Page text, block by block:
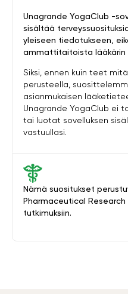
Nämä suositukset
Pharmaceutical
tutkimuksiin.
Unagrande YogaClub -
sisältää
yleiseen tiedotukseen,
ammattitaitoista lääkärin
Siksi, ennen kuin teet
perusteella,
asianmukaisen
Unagrande YogaClub ei
tai luotat sovelluksen
vastuullasi.